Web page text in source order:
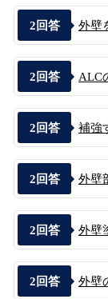
2 回答 外壁
2 回答 ALC
2 回答 補強
2 回答 外壁
2 回答 外壁
2 回答 外壁